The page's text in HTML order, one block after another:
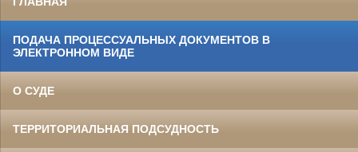
ПОДАЧА ПРОЦЕССУАЛЬНЫХ ДОКУМЕНТОВ В
ЭЛЕКТРОННОМ ВИДЕ
О СУДЕ
ТЕРРИТОРИАЛЬНАЯ ПОДСУДНОСТЬ